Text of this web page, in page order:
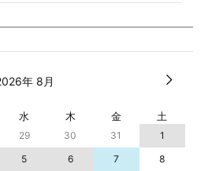
年 8月
水 木 金 土
29 30 31
1
5 6 7
8